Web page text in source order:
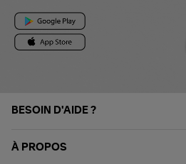
BESOIN D'AIDE ?
À PROPOS